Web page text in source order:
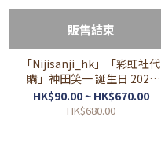
販售結束
「Nijisanji_hk」「彩虹社代
購」神田笑一 誕生日 2026
GOODS
HK$90.00 ~ HK$670.00
HK$680.00